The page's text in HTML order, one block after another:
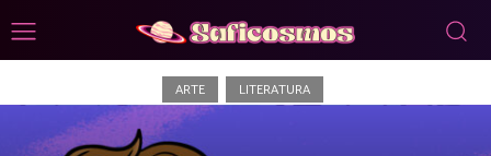
Historia
ARTE LITERATURA